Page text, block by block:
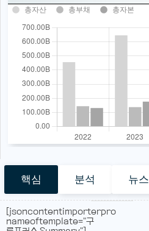
총자산 총부채 총자본
핵심 분석 뉴스
[jsoncontentimporterpro
nameoftemplate="구